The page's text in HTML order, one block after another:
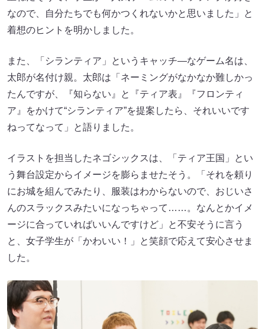
なので、自分たちでも何かつくれないかと思いました」と
着想のヒントを明かしました。
また、「シランティア」というキャッチ―なゲーム名は、
太郎が名付け親。太郎は「ネーミングがなかなか難しかっ
たんですが、『知らない』と『ティア表』『フロンティ
ア』をかけて“シランティア”を提案したら、それいいです
ねってなって」と語りました。
イラストを担当したネゴシックスは、「ティア王国」とい
う舞台設定からイメージを膨らませたそう。「それを頼り
にお城を組んでみたり、服装はわからないので、おじいさ
んのスラックスみたいになっちゃって……。なんとかイメ
ージに合っていればいいんですけど」と不安そうに言う
と、女子学生が「かわいい！」と笑顔で応えて安心させま
した。